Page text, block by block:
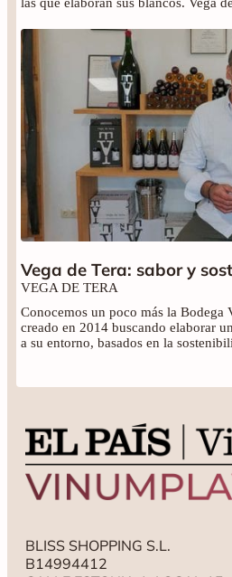
ecológico, verdejo fermentado en
semidulce. No te pierdas esta cata
(2022), Sitrama (2019), Luna de
Vega de Tera: sabor y
VEGA DE TERA
Conocemos un poco más la Bodega
creado en 2014 buscando elaborar
a su entorno, basados en la
sostenibles. No te pierdas este relato
BLISS SHOPPING S.L.
B14994412